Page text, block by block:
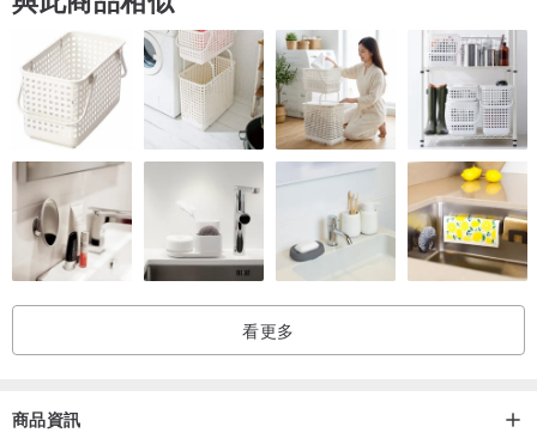
看更多
商品資訊